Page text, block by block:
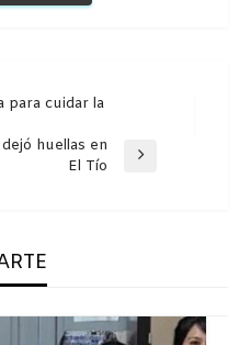
para cuidar la
huellas en
El Tío